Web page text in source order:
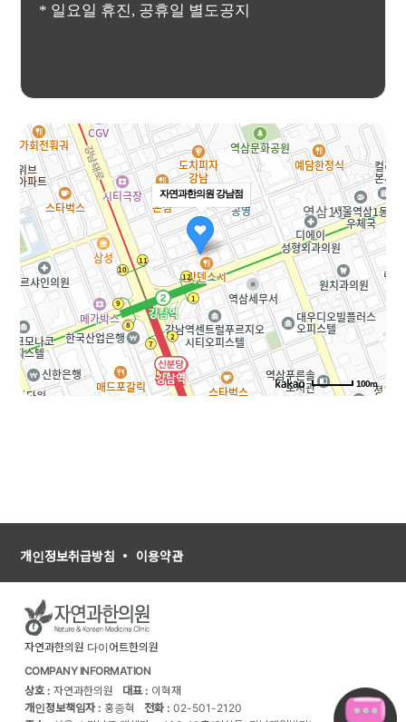
* 일요일 휴진, 공휴일 별도공지
자연과한의원 강남점
100m
개인정보취급방침 이용약관
자연과한의원 다이어트한의원
COMPANY INFORMATION
상호 : 자연과한의원 대표 : 이혁재
개인정보책임자 : 홍종혁 전화 : 02-501-2120